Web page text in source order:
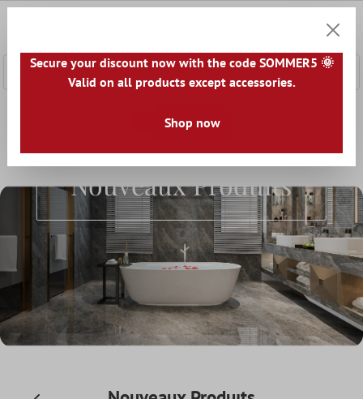
Panier
Nouveaux Produıts
Secure your discount now with the code SOMMER5 🌞
Valid on all products except accessories.
Shop now